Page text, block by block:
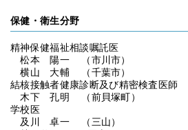
保健・衛生分野
精神保健福祉相談嘱託医
松本 陽一 （市川市）
横山 大輔 （千葉市）
結核接触者健康診断及び精密検査医師
木下 孔明 （前貝塚町）
学校医
及川 卓一 （三山）